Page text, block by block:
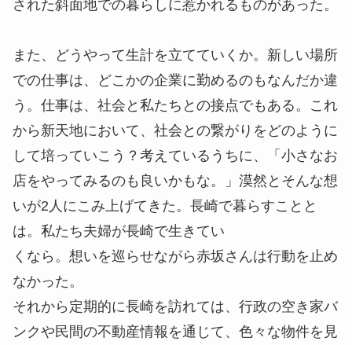
された斜面地での暮らしに惹かれるものがあった。
また、どうやって生計を立てていくか。新しい場所
での仕事は、どこかの企業に勤めるのもなんだか違
う。仕事は、社会と私たちとの接点でもある。これ
から新天地において、社会との繋がりをどのように
して培っていこう？考えているうちに、「小さなお
店をやってみるのも良いかもな。」漠然とそんな想
いが2人にこみ上げてきた。長崎で暮らすことと
は。私たち夫婦が長崎で生きてい
くなら。想いを巡らせながら赤坂さんは行動を止め
なかった。
それから定期的に長崎を訪れては、行政の空き家バ
ンクや民間の不動産情報を通じて、色々な物件を見